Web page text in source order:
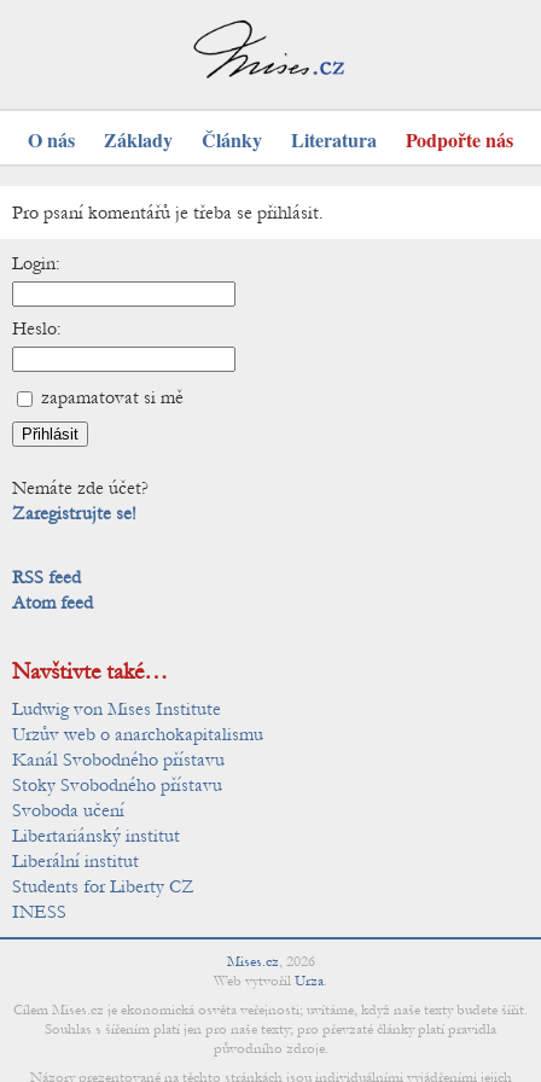
O nás Základy Články Literatura Podpořte nás
Pro psaní komentářů je třeba se přihlásit.
Login:
Heslo:
zapamatovat si mě
Nemáte zde účet?
Zaregistrujte se!
RSS feed
Atom feed
Navštivte také…
Ludwig von Mises Institute
Urzův web o anarchokapitalismu
Kanál Svobodného přístavu
Stoky Svobodného přístavu
Svoboda učení
Libertariánský institut
Liberální institut
Students for Liberty CZ
INESS
Mises.cz, 2026
Web vytvořil Urza.
Cílem Mises.cz je ekonomická osvěta veřejnosti; uvítáme, když naše texty budete šířit.
Souhlas s šířením platí jen pro naše texty; pro převzaté články platí pravidla
původního zdroje.
Názory prezentované na těchto stránkách jsou individuálními vyjádřeními jejich